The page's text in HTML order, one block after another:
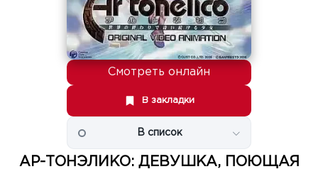
Смотреть онлайн
В закладки
В список
АР-ТОНЭЛИКО: ДЕВУШКА, ПОЮЩАЯ